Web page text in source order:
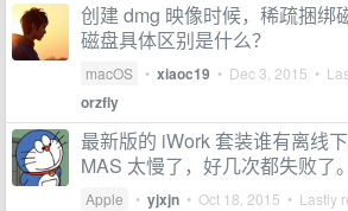
创建 dmg 映像时候，稀疏捆绑
磁盘具体区别是什么？
macOS • xiaoc19 • Dec 3, 2015 •
orzfly
最新版的 iWork 套装谁有离线下
MAS 太慢了，好几次都失败了。
Apple • yjxjn • Oct 18, 2015 • Lastly